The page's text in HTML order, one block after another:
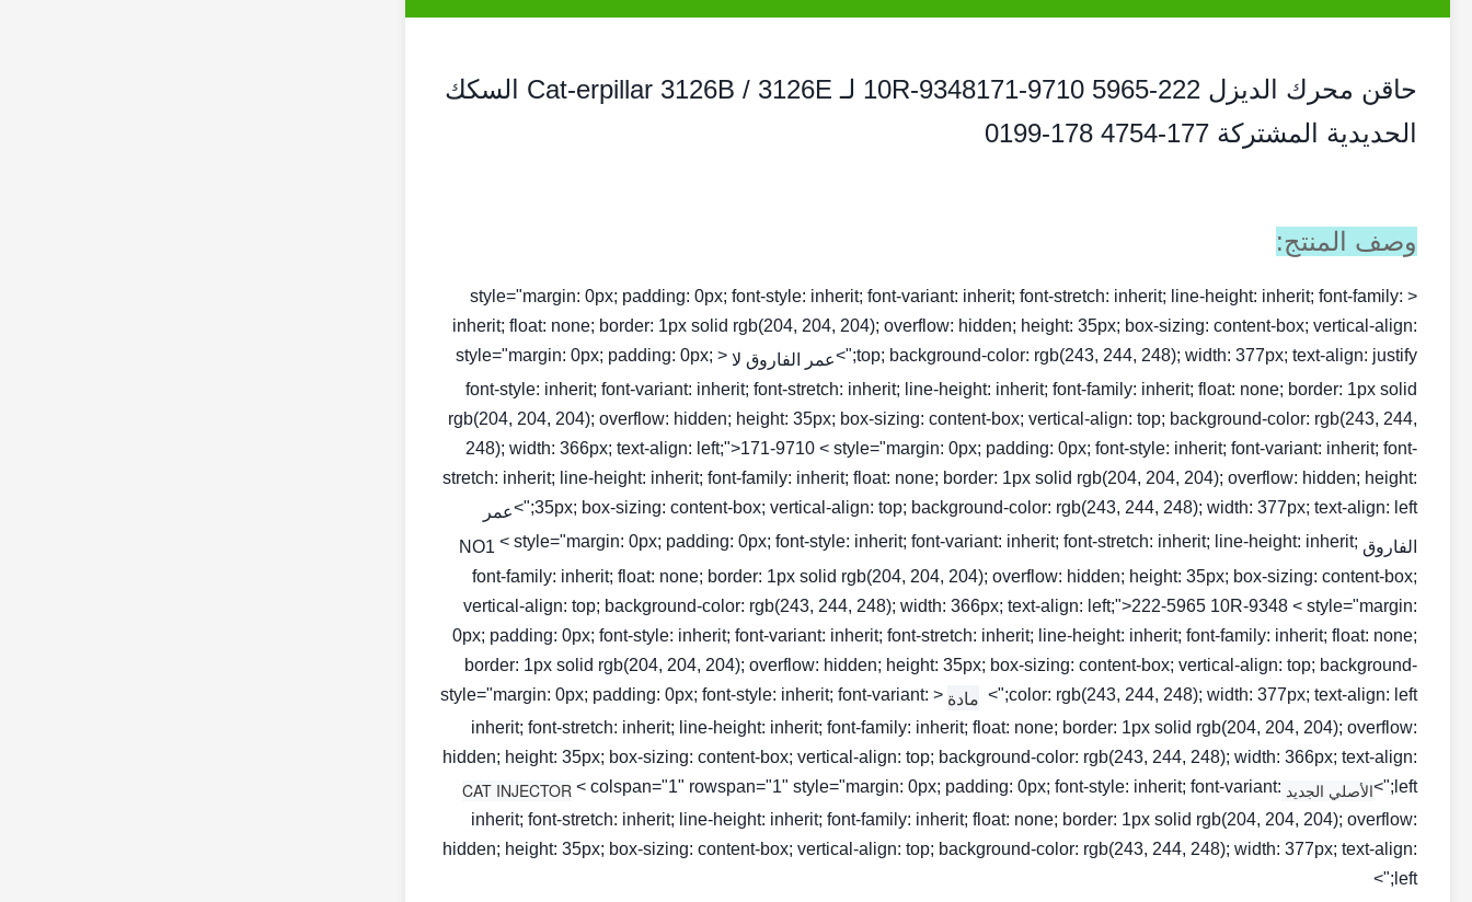
حاقن محرك الديزل 222-5965 10R-9348171-9710 لـ Cat-erpillar 3126B / 3126E السكك
الحديدية المشتركة 177-4754 178-0199
وصف المنتج:
< style="margin: 0px; padding: 0px; font-style: inherit; font-variant: inherit; font-stretch: inherit; line-height: inherit; font-family:
inherit; float: none; border: 1px solid rgb(204, 204, 204); overflow: hidden; height: 35px; box-sizing: content-box; vertical-align:
top; background-color: rgb(243, 244, 248); width: 377px; text-align: justify;">
عمر الفاروق لا
< style="margin: 0px; padding: 0px;
font-style: inherit; font-variant: inherit; font-stretch: inherit; line-height: inherit; font-family: inherit; float: none; border: 1px solid
rgb(204, 204, 204); overflow: hidden; height: 35px; box-sizing: content-box; vertical-align: top; background-color: rgb(243, 244,
248); width: 366px; text-align: left;">171-9710 < style="margin: 0px; padding: 0px; font-style: inherit; font-variant: inherit; font-
stretch: inherit; line-height: inherit; font-family: inherit; float: none; border: 1px solid rgb(204, 204, 204); overflow: hidden; height:
35px; box-sizing: content-box; vertical-align: top; background-color: rgb(243, 244, 248); width: 377px; text-align: left;">
عمر
الفاروق NO1 < style="margin: 0px; padding: 0px; font-style: inherit; font-variant: inherit; font-stretch: inherit; line-height: inherit;
font-family: inherit; float: none; border: 1px solid rgb(204, 204, 204); overflow: hidden; height: 35px; box-sizing: content-box;
vertical-align: top; background-color: rgb(243, 244, 248); width: 366px; text-align: left;">222-5965 10R-9348 < style="margin:
0px; padding: 0px; font-style: inherit; font-variant: inherit; font-stretch: inherit; line-height: inherit; font-family: inherit; float: none;
border: 1px solid rgb(204, 204, 204); overflow: hidden; height: 35px; box-sizing: content-box; vertical-align: top; background-
color: rgb(243, 244, 248); width: 377px; text-align: left;">
مادة
< style="margin: 0px; padding: 0px; font-style: inherit; font-variant:
inherit; font-stretch: inherit; line-height: inherit; font-family: inherit; float: none; border: 1px solid rgb(204, 204, 204); overflow:
hidden; height: 35px; box-sizing: content-box; vertical-align: top; background-color: rgb(243, 244, 248); width: 366px; text-align:
left;">
الأصلي الجديد CAT INJECTOR < colspan="1" rowspan="1" style="margin: 0px; padding: 0px; font-style: inherit; font-variant:
inherit; font-stretch: inherit; line-height: inherit; font-family: inherit; float: none; border: 1px solid rgb(204, 204, 204); overflow:
hidden; height: 35px; box-sizing: content-box; vertical-align: top; background-color: rgb(243, 244, 248); width: 377px; text-align:
left;">